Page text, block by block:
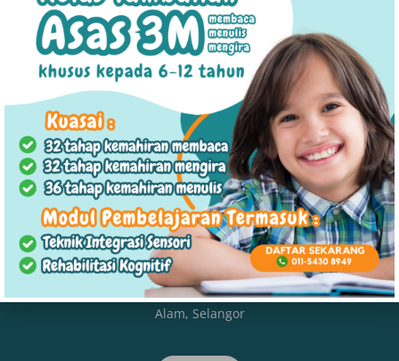
Hubungi Kami
support@jiwadamai.com
017-269 4852 (Dewasa)
011-5430 8949 (Kanak-Kanak)
Lokasi
SHAH ALAM (HQ)
19-G, Jalan Kristal As7/As, Seksyen 7, 40000 Shah
Alam, Selangor